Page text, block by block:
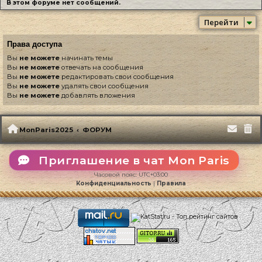
В этом форуме нет сообщений.
Перейти
Права доступа
Выне можете начинать темы
Вы не можетеотвечать на сообщения
Вы не можетередактировать свои сообщения
Вы не можете удалять свои сообщения
Вы не можетедобавлять вложения
MonParis2025 ФОРУМ
Приглашение в чат Mon Paris
Часовой пояс:UTC+03:00
Конфиденциальность|Правила